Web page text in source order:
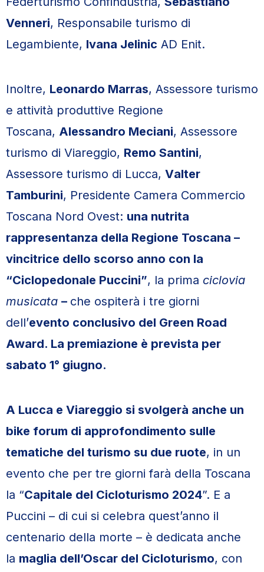
Venneri, Responsabile turismo di
Legambiente, Ivana Jelinic AD Enit.
Inoltre, Leonardo Marras, Assessore turismo
e attività produttive Regione
Toscana, Alessandro Meciani, Assessore
turismo di Viareggio, Remo Santini,
Assessore turismo di Lucca, Vаlter
Tamburini, Presidente Camera Commercio
Toscana Nord Ovest: una nutrita
rappresentanza della Regione Toscana –
vincitrice dello scorso anno con la
“Ciclopedonale Puccini”, la prima ciclovia
musicata – che ospiterà i tre giorni
dell’evento conclusivo del Green Road
Award. La premiazione è prevista per
sabato 1° giugno.
A Lucca e Viareggio si svolgerà anche un
bike forum di approfondimento sulle
tematiche del turismo su due ruote, in un
evento che per tre giorni farà della Toscana
la “Capitale del Cicloturismo 2024”. E a
Puccini – di cui si celebra quest’anno il
centenario della morte – è dedicata anche
la maglia dell’Oscar del Cicloturismo, con